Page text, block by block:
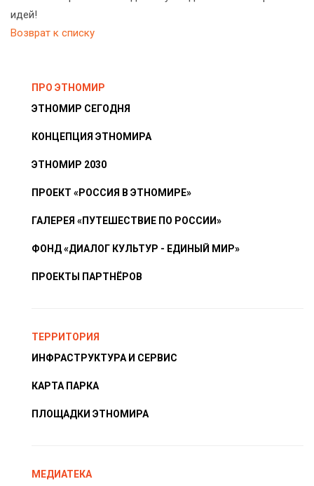
идей!
Возврат к списку
ПРО ЭТНОМИР
ЭТНОМИР СЕГОДНЯ
КОНЦЕПЦИЯ ЭТНОМИРА
ЭТНОМИР 2030
ПРОЕКТ «РОССИЯ В ЭТНОМИРЕ»
ГАЛЕРЕЯ «ПУТЕШЕСТВИЕ ПО РОССИИ»
ФОНД «ДИАЛОГ КУЛЬТУР - ЕДИНЫЙ МИР»
ПРОЕКТЫ ПАРТНЁРОВ
ТЕРРИТОРИЯ
ИНФРАСТРУКТУРА И СЕРВИС
КАРТА ПАРКА
ПЛОЩАДКИ ЭТНОМИРА
МЕДИАТЕКА